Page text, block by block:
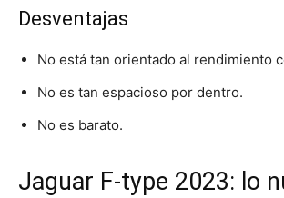
Desventajas
No está tan orientado al rendimiento
No es tan espacioso por dentro.
No es barato.
Jaguar F-type 2023: lo